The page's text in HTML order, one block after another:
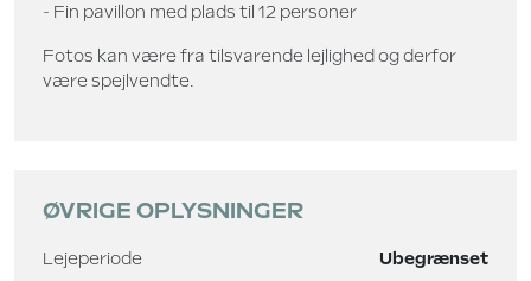
- Fin pavillon med plads til 12 personer
Fotos kan være fra tilsvarende lejlighed og derfor
være spejlvendte.
ØVRIGE OPLYSNINGER
Lejeperiode Ubegrænset